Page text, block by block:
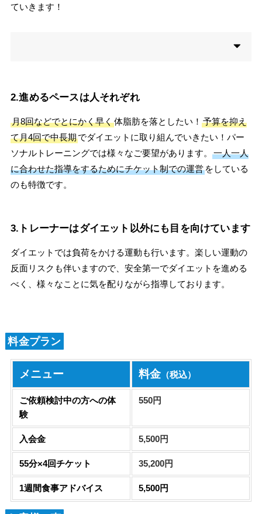
ていきます！
2.進めるペースは人それぞれ
月8回などでとにかく早く体脂肪を落としたい！ 予算を抑え
て月4回で中長期でダイエットに取り組んでいきたい！パー
ソナルトレーニングでは様々なご要望があります。
一人一人
に合わせた指導をするためにチケット制での運営をしている
のも特徴です。
3.トレーナーはダイエット以外にも目を向けています
ダイエットでは負荷をかける運動も行います。楽しい運動の
反面リスクも伴いますので、安全第一でダイエットを進める
べく、様々なことに気を配りながら指導しております。
料金プラン
メニュー 料金 （税込）
ご依頼検討中の方への体
験
550円
入会金 5,500円
55分×4回チケット 35,200円
1週間食事アドバイス 5,500円